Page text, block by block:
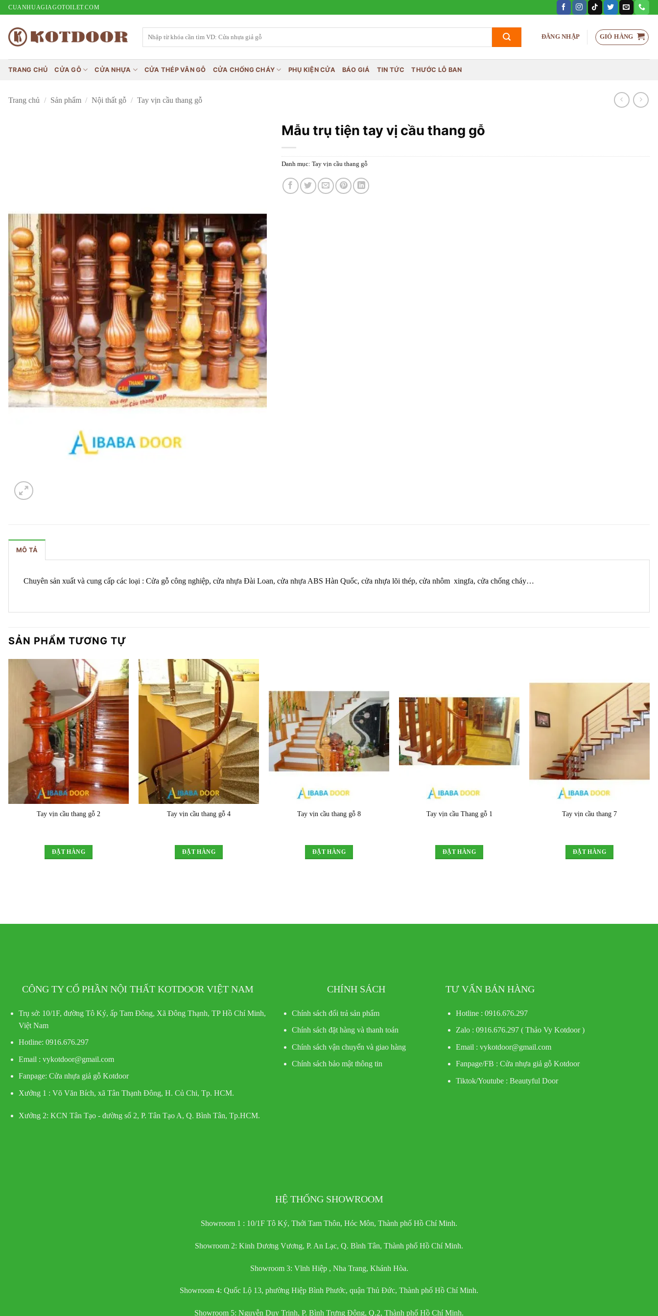
Bỏ
dung
CUANHUAGIAGOTOILET.COM
kiếm:
ĐĂNG NHẬP GIỎ HÀNG
TRANG CHỦ CỬA GỖ CỬA NHỰA CỬA THÉP VÂN GỖ CỬA CHỐNG CHÁY PHỤ KIỆN CỬA BÁO GIÁ TIN TỨC THƯỚC LỖ BAN
Trang chủ / Sản phẩm / Nội thất gỗ / Tay vịn cầu thang gỗ
Mẫu trụ tiện tay vị cầu thang gỗ
Danh mục:Tay vịn cầu thang gỗ
MÔ TẢ
Chuyên sản xuất và cung cấp các loại : Cửa gỗ công nghiệp, cửa nhựa Đài Loan, cửa nhựa ABS Hàn Quốc, cửa nhựa lõi thép, cửa nhôm xingfa, cửa chống cháy…
SẢN PHẨM TƯƠNG TỰ
Tay vịn cầu thang gỗ 2
ĐẶT HÀNG
Tay vịn cầu thang gỗ 4
ĐẶT HÀNG
Tay vịn cầu thang gỗ 8
ĐẶT HÀNG
Tay vịn cầu Thang gỗ 1
ĐẶT HÀNG
Tay vịn cầu thang 7
ĐẶT HÀNG
CÔNG TY CỔ PHẦN NỘI THẤT KOTDOOR VIỆT NAM
Trụ sở: 10/1F, đường Tô Ký, ấp Tam Đông, Xã Đông Thạnh, TP Hồ Chí Minh,
Việt Nam
Hotline: 0916.676.297
Email : vykotdoor@gmail.com
Fanpage: Cửa nhựa giả gỗ Kotdoor
Xưởng 1 : Võ Văn Bích, xã Tân Thạnh Đông, H. Củ Chi, Tp. HCM.
Xưởng 2: KCN Tân Tạo - đường số 2, P. Tân Tạo A, Q. Bình Tân, Tp.HCM.
CHÍNH SÁCH
Chính sách đổi trả sản phẩm
Chính sách đặt hàng và thanh toán
Chính sách vận chuyển và giao hàng
Chính sách bảo mật thông tin
TƯ VẤN BÁN HÀNG
Hotline : 0916.676.297
Zalo : 0916.676.297 ( Thảo Vy Kotdoor )
Email : vykotdoor@gmail.com
Fanpage/FB :Cửa nhựa giả gỗ Kotdoor
Tiktok/Youtube :Beautyful Door
HỆ THỐNG SHOWROOM
Showroom 1 : 10/1F Tô Ký, Thới Tam Thôn, Hóc Môn, Thành phố Hồ Chí Minh.
Showroom 2: Kinh Dương Vương, P. An Lạc, Q. Bình Tân, Thành phố Hồ Chí Minh.
Showroom 3: Vĩnh Hiệp , Nha Trang, Khánh Hòa.
Showroom 4: Quốc Lộ 13, phường Hiệp Bình Phước, quận Thủ Đức, Thành phố Hồ Chí Minh.
Showroom 5: Nguyễn Duy Trinh, P. Bình Trưng Đông, Q.2, Thành phố Hồ Chí Minh.